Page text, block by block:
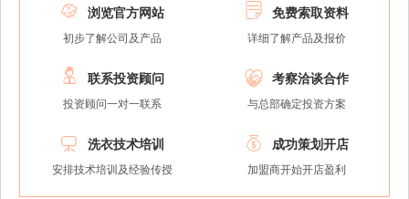
 浏览官方网站
初步了解公司及产品
 免费索取资料
详细了解产品及报价
 联系投资顾问
投资顾问一对一联系
 考察洽谈合作
与总部确定投资方案
 洗衣技术培训
安排技术培训及经验传授
 成功策划开店
加盟商开始开店盈利